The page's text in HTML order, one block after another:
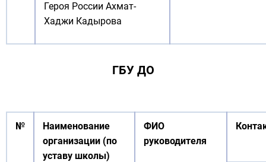
Героя России Ахмат-
Хаджи Кадырова
ГБУ ДО
№
Наименование
организации (по
уставу школы)
ФИО
руководителя